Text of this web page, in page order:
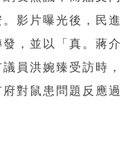
影片曝光後，民進
，並以「真。蔣介
員洪婉臻受訪時，
對鼠患問題反應過